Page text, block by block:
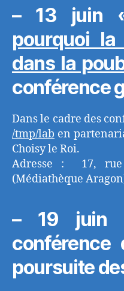
– 13 juin
pourquoi
dans la
conférence
Dans le cadre des
/tmp/lab en
Choisy le Roi.
Adresse : 17, rue
(Médiathèque
– 19 juin
poursuite